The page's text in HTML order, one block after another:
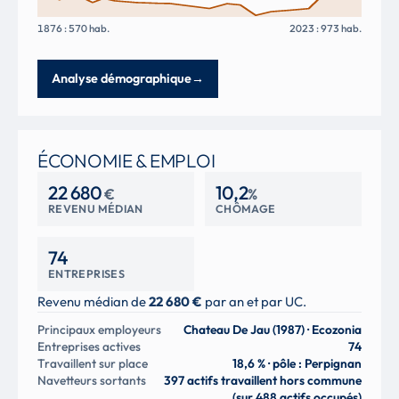
1876 : 570 hab. 2023 : 973 hab.
Analyse démographique→
ÉCONOMIE & EMPLOI
22 680€
REVENU MÉDIAN
10,2%
CHÔMAGE
74
ENTREPRISES
Revenu médian de22 680 € par an et par UC.
Principaux employeurs
Chateau De Jau (1987) · Ecozonia
Entreprises actives
74
Travaillent sur place
18,6 % · pôle : Perpignan
Navetteurs sortants
397 actifs travaillent hors commune